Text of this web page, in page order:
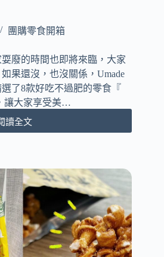
後
肉
部
位
｜
不
沾
手
味
越
嚼
越
上
癮
團購零食開箱
廢的時間也即將來臨，大家
果還沒，也沒關係，Umade
了8款好吃不過肥的零食『
讓大家享受美…
讀全文
Umade
虎
哩
快
樂
年
節
零